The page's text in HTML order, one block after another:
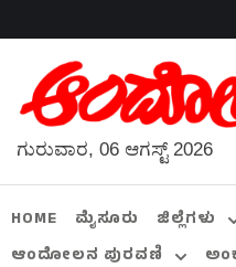
ಗುರುವಾರ, 06 ಆಗಸ್ಟ್ 2026
HOME ಮೈಸೂರು ಜಿಲ್ಲೆಗಳು
ಆಂದೋಲನ ಪುರವಣಿ